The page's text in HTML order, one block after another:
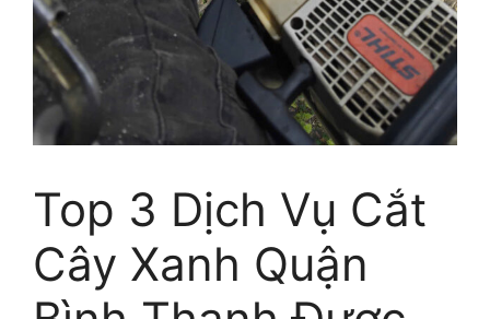
Top 3 Dịch Vụ Cắt
Cây Xanh Quận